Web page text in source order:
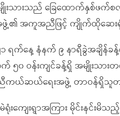
းသားသည် ခြေထောက်နှစ်ဖက်
အကူအညီဖြင့် ကျိုက်ထိုဆေးရုံ
က်နေ့ နံနက် ၉ နာရီခွဲအချိန်ခန့်
၀ ဝန်းကျင်ခန့်ရှိ အမျိုးသားတစ်
ဆယ်ရေးအဖွဲ့ တာဝန်ရှိသူတစ်
မဲရုံးကျေးရွာအကြား မိုင်းနင်